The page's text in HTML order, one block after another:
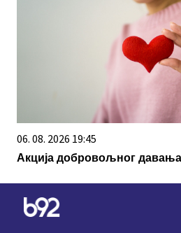
06. 08. 2026 19:45
Акција добровољног